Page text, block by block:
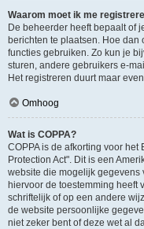
Waarom moet ik me
De beheerder heeft bepaalt of
berichten te plaatsen. Hoe
functies gebruiken. Zo kun je
sturen, andere gebruikers e-
Het registreren duurt maar
Omhoog
Wat is COPPA?
COPPA is de afkorting voor het
Protection Act". Dit is een
website die mogelijk
hiervoor de toestemming heeft
schriftelijk of op een andere
de website persoonlijke
niet zeker bent of deze wet al